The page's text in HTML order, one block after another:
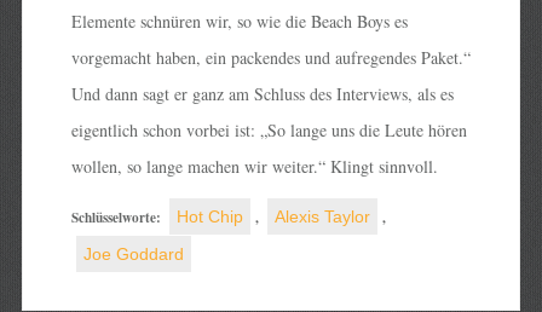
Elemente schnüren wir, so wie die Beach Boys es
vorgemacht haben, ein packendes und aufregendes Paket.“
Und dann sagt er ganz am Schluss des Interviews, als es
eigentlich schon vorbei ist: „So lange uns die Leute hören
wollen, so lange machen wir weiter.“ Klingt sinnvoll.
Schlüsselworte: Hot Chip , Alexis Taylor ,
Joe Goddard